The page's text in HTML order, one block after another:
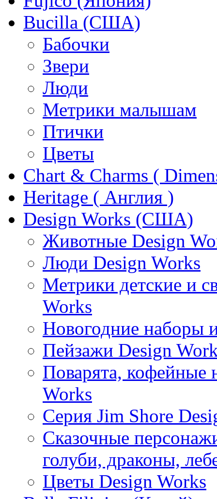
Bucilla (США)
Бабочки
Звери
Люди
Метрики малышам
Птички
Цветы
Chart & Charms (
Heritage ( Англия )
Design Works (США)
Животные Design
Люди Design Works
Метрики детские и
Works
Новогодние наборы
Пейзажи Design
Поварята, кофейные
Works
Серия Jim Shore
Сказочные
голуби, драконы,
Цветы Design Works